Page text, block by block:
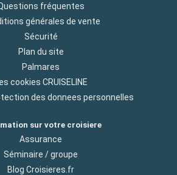
fréquentes
générales de vente
Sécurité
Plan du site
Palmares
cookies CRUISELINE
des donnees personnelles
sur votre croisiere
Assurance
Séminaire / groupe
Blog Croisieres.fr